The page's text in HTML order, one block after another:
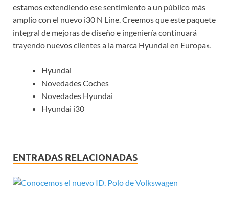
estamos extendiendo ese sentimiento a un público más
amplio con el nuevo i30 N Line. Creemos que este paquete
integral de mejoras de diseño e ingeniería continuará
trayendo nuevos clientes a la marca Hyundai en Europa».
Hyundai
Novedades Coches
Novedades Hyundai
Hyundai i30
ENTRADAS RELACIONADAS